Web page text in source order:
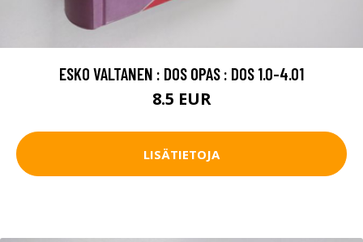
ESKO VALTANEN : DOS OPAS : DOS 1.0-4.01
8.5 EUR
LISÄTIETOJA